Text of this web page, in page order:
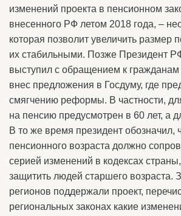
изменений проекта в пенсионном
внесенного РФ летом 2018 года, –
которая позволит увеличить размер
их стабильными. Позже Президент
выступил с обращением к гражданам
внес предложения в Госдуму, где
смягчению реформы. В частности,
на пенсию предусмотрен в 60 лет, а
В то же время президент обозначил,
пенсионного возраста должно
серией изменений в кодексах
защитить людей старшего возраста.
регионов поддержали проект,
региональных законах какие